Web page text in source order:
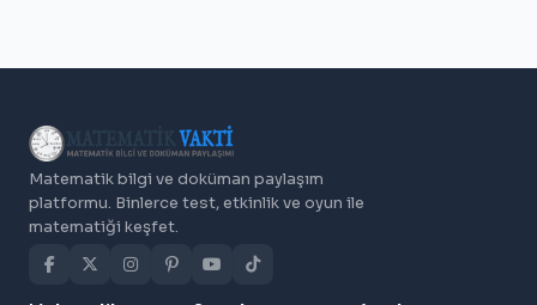
Matematik bilgi ve doküman paylaşım
platformu. Binlerce test, etkinlik ve oyun ile
matematiği keşfet.